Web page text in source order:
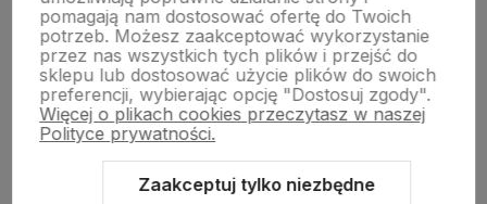
Strony Informacyjne
Moje konto
pomagają nam dostosować ofertę do Twoich
potrzeb. Możesz zaakceptować wykorzystanie
przez nas wszystkich tych plików i przejść do
sklepu lub dostosować użycie plików do swoich
preferencji, wybierając opcję "Dostosuj zgody".
Więcej o plikach cookies przeczytasz w naszej
Polityce prywatności.
Zaakceptuj tylko niezbędne